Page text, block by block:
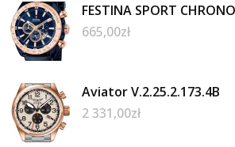
FESTINA SPORT
665,00zł
Aviator V.2.25.2.173.4B
2 331,00zł